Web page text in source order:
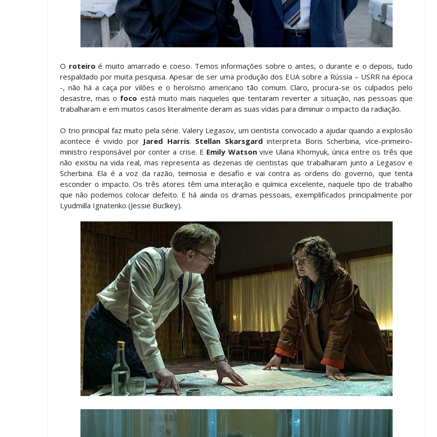
O roteiro é muito amarrado e coeso. Temos informações sobre o antes, o durante e o depois, tudo
respaldado por muita pesquisa. Apesar de ser uma produção dos EUA sobre a Rússia – USRR na época
-, não há a caça por vilões e o heroísmo americano tão comum. Claro, procura-se os culpados pelo
desastre, mas o foco está muito mais naqueles que tentaram reverter a situação, nas pessoas que
trabalharam e em muitos casos literalmente deram as suas vidas para diminuir o impacto da radiação.
O trio principal faz muito pela série. Valery Legasov, um cientista convocado a ajudar quando a explosão
acontece é vivido por Jared Harris. Stellan Skarsgardinterpreta Boris Scherbina, vice-primeiro-
ministro responsável por conter a crise. E Emily Watsonvive Ulana Khomyuk, única entre os três que
não existiu na vida real, mas representa as dezenas de cientistas que trabalharam junto a Legasov e
Scherbina. Ela é a voz da razão, teimosia e desafio e vai contra as ordens do governo, que tenta
esconder o impacto. Os três atores têm uma interação e química excelente, naquele tipo de trabalho
que não podemos colocar defeito. E há ainda os dramas pessoais, exemplificados principalmente por
Lyudmilla Ignatenko (Jessie Buclkey).